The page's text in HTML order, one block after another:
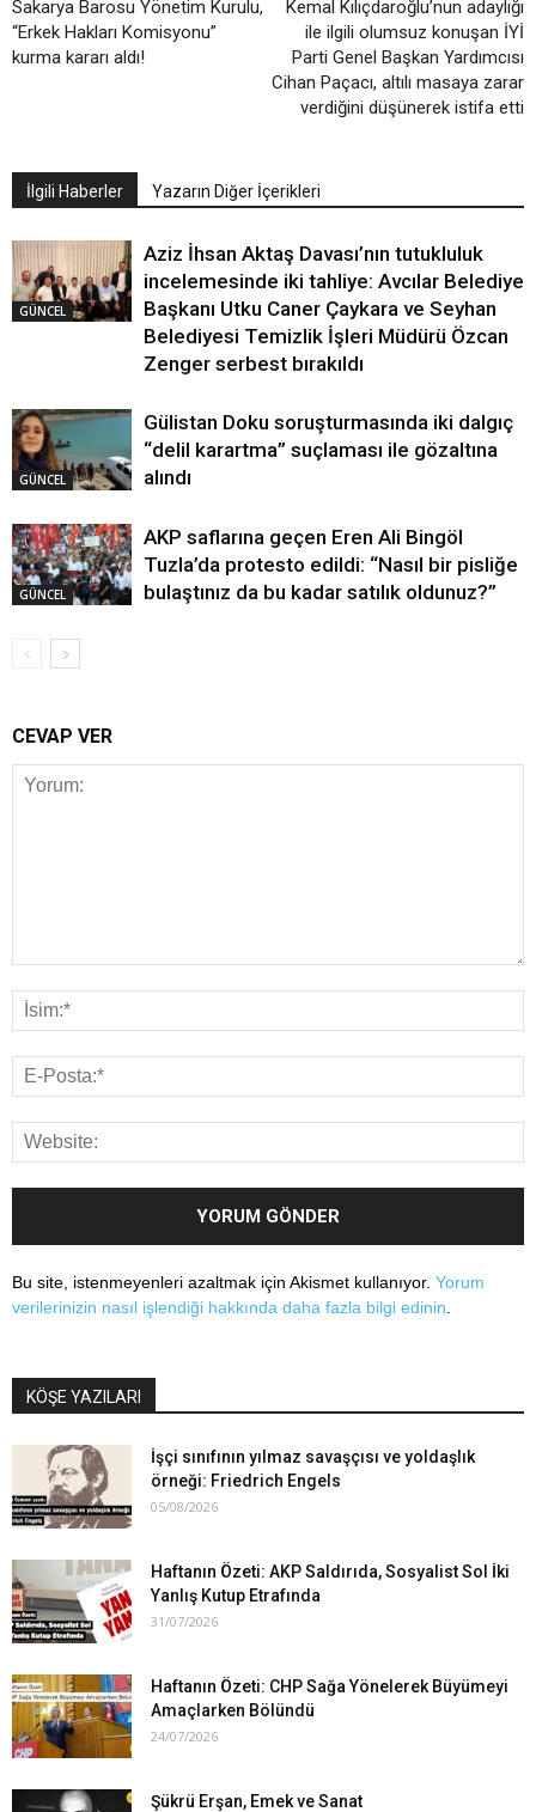
Sakarya Barosu Yönetim Kurulu,
“Erkek Hakları Komisyonu”
kurma kararı aldı!
Kemal Kılıçdaroğlu’nun adaylığı
ile ilgili olumsuz konuşan İYİ
Parti Genel Başkan Yardımcısı
Cihan Paçacı, altılı masaya zarar
verdiğini düşünerek istifa etti
İlgili Haberler Yazarın Diğer İçerikleri
GÜNCEL
Aziz İhsan Aktaş Davası’nın tutukluluk
incelemesinde iki tahliye: Avcılar Belediye
Başkanı Utku Caner Çaykara ve Seyhan
Belediyesi Temizlik İşleri Müdürü Özcan
Zenger serbest bırakıldı
GÜNCEL
Gülistan Doku soruşturmasında iki dalgıç
“delil karartma” suçlaması ile gözaltına
alındı
GÜNCEL
AKP saflarına geçen Eren Ali Bingöl
Tuzla’da protesto edildi: “Nasıl bir pisliğe
bulaştınız da bu kadar satılık oldunuz?”
CEVAP VER
Bu site, istenmeyenleri azaltmak için Akismet kullanıyor. Yorum
verilerinizin nasıl işlendiği hakkında daha fazla bilgi edinin
KÖŞE YAZILARI
İşçi sınıfının yılmaz savaşçısı ve yoldaşlık
örneği: Friedrich Engels
05/08/2026
Haftanın Özeti: AKP Saldırıda, Sosyalist Sol İki
Yanlış Kutup Etrafında
31/07/2026
Haftanın Özeti: CHP Sağa Yönelerek Büyümeyi
Amaçlarken Bölündü
24/07/2026
Şükrü Erşan, Emek ve Sanat